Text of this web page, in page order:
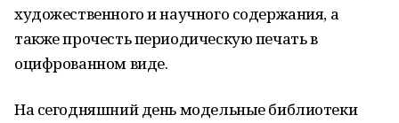
художественного и научного содержания, а
также прочесть периодическую печать в
оцифрованном виде.
На сегодняшний день модельные библиотеки